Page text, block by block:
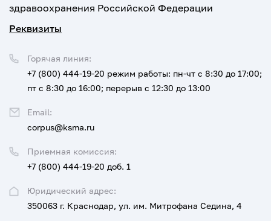
здравоохранения Российской Федерации
Реквизиты
Юридический адрес:
350063 г. Краснодар, ул. им. Митрофана Седина, 4
Приемная комиссия:
+7 (800) 444-19-20 доб. 1
Горячая линия:
+7 (800) 444-19-20 режим работы: пн-чт с 8:30 до 17:00;
пт с 8:30 до 16:00; перерыв с 12:30 до 13:00
Email:
corpus@ksma.ru